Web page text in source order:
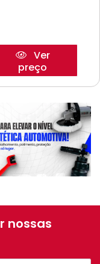
Ver
preço
nossas